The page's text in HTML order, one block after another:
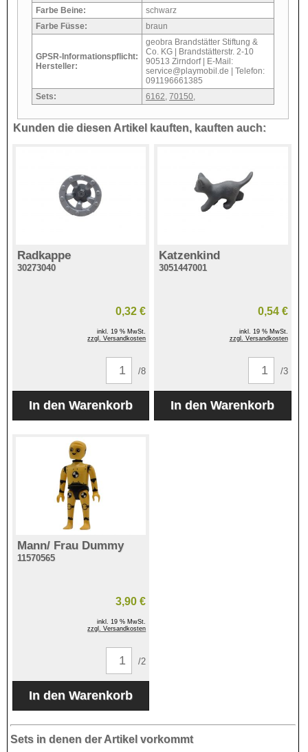
Farbe Beine:
schwarz
Farbe Füsse:
braun
GPSR-Informationspflicht:
Hersteller:
geobra Brandstätter Stiftung &
Co. KG | Brandstätterstr. 2-10
90513 Zirndorf | E-Mail:
service@playmobil.de | Telefon:
091196661385
Sets:
6162 70150
Kunden die diesen Artikel kauften, kauften auch:
Radkappe
30273040
0,32 €
inkl. 19 % MwSt.
zzgl. Versandkosten
/8
Katzenkind
3051447001
0,54 €
inkl. 19 % MwSt.
zzgl. Versandkosten
/3
Mann/ Frau Dummy
11570565
3,90 €
inkl. 19 % MwSt.
zzgl. Versandkosten
/2
Sets in denen der Artikel vorkommt